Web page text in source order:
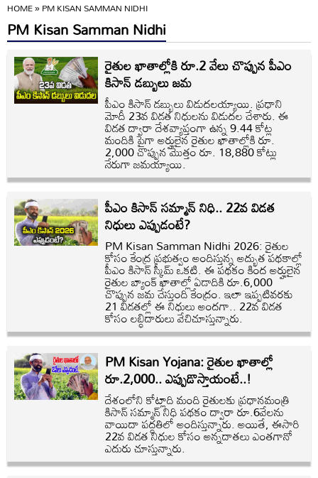
HOME»PM KISAN SAMMAN NIDHI
PM Kisan Samman Nidhi
రైతుల ఖాతాల్లోకి రూ.2 వేలు చొప్పున పీఎం
కిసాన్ డబ్బులు జమ
పీఎం కిసాన్ డబ్బులు విడుదలయ్యాయి. ప్రధాని
మోదీ 23వ విడత నిధులను విడుదల చేశారు. ఈ
విడత ద్వారా దేశవ్యాప్తంగా ఉన్న 9.44 కోట్ల
మందికి పైగా అర్హులైన రైతుల ఖాతాల్లోకి రూ.
2,000 చొప్పున మొత్తం రూ. 18,880 కోట్లు
నేరుగా జమయ్యాయి.
పీఎం కిసాన్ సమ్మాన్ నిధి.. 22వ విడత
నిధులు ఎప్పుడంటే?
PM Kisan Samman Nidhi 2026: రైతుల
కోసం కేంద్ర ప్రభుత్వం అందిస్తున్న అద్భుత పథకాల్లో
పీఎం కిసాన్ స్కీమ్ ఒకటి. ఈ పథకం కింద అర్హులైన
రైతుల బ్యాంక్ ఖాతాల్లో ఏడాదికి రూ.6,000
చొప్పున జమ చేస్తుంది కేంద్రం. ఇలా ఇప్పటివరకు
21 విడతల్లో ఈ నిధులు అందగా.. 22వ విడత
కోసం లబ్ధిదారులు వేచిచూస్తున్నారు.
PM Kisan Yojana: రైతుల ఖాతాల్లో
రూ.2,000.. ఎప్పుడొస్తాయంటే..!
దేశంలోని కోట్లాది మంది రైతులకు ప్రధానమంత్రి
కిసాన్ సమ్మాన్ నిధి పథకం ద్వారా రూ.6వేలను
వాయిదా పద్ధతిలో అందిస్తున్నారు. అయితే, ఈసారి
22వ విడత నిధుల కోసం అన్నదాతలు ఎంతగానో
ఎదురు చూస్తున్నారు.